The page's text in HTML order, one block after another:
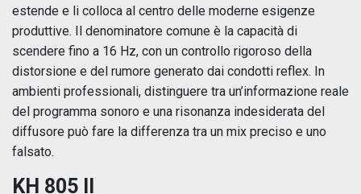
estende e li colloca al centro delle moderne esigenze
produttive. Il denominatore comune è la capacità di
scendere fino a 16 Hz, con un controllo rigoroso della
distorsione e del rumore generato dai condotti reflex. In
ambienti professionali, distinguere tra un’informazione reale
del programma sonoro e una risonanza indesiderata del
diffusore può fare la differenza tra un mix preciso e uno
falsato.
KH 805 II